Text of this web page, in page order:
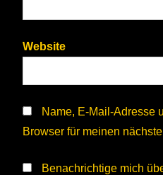
Website
Name, E-Mail-Adresse
Browser für meinen
Benachrichtige mich